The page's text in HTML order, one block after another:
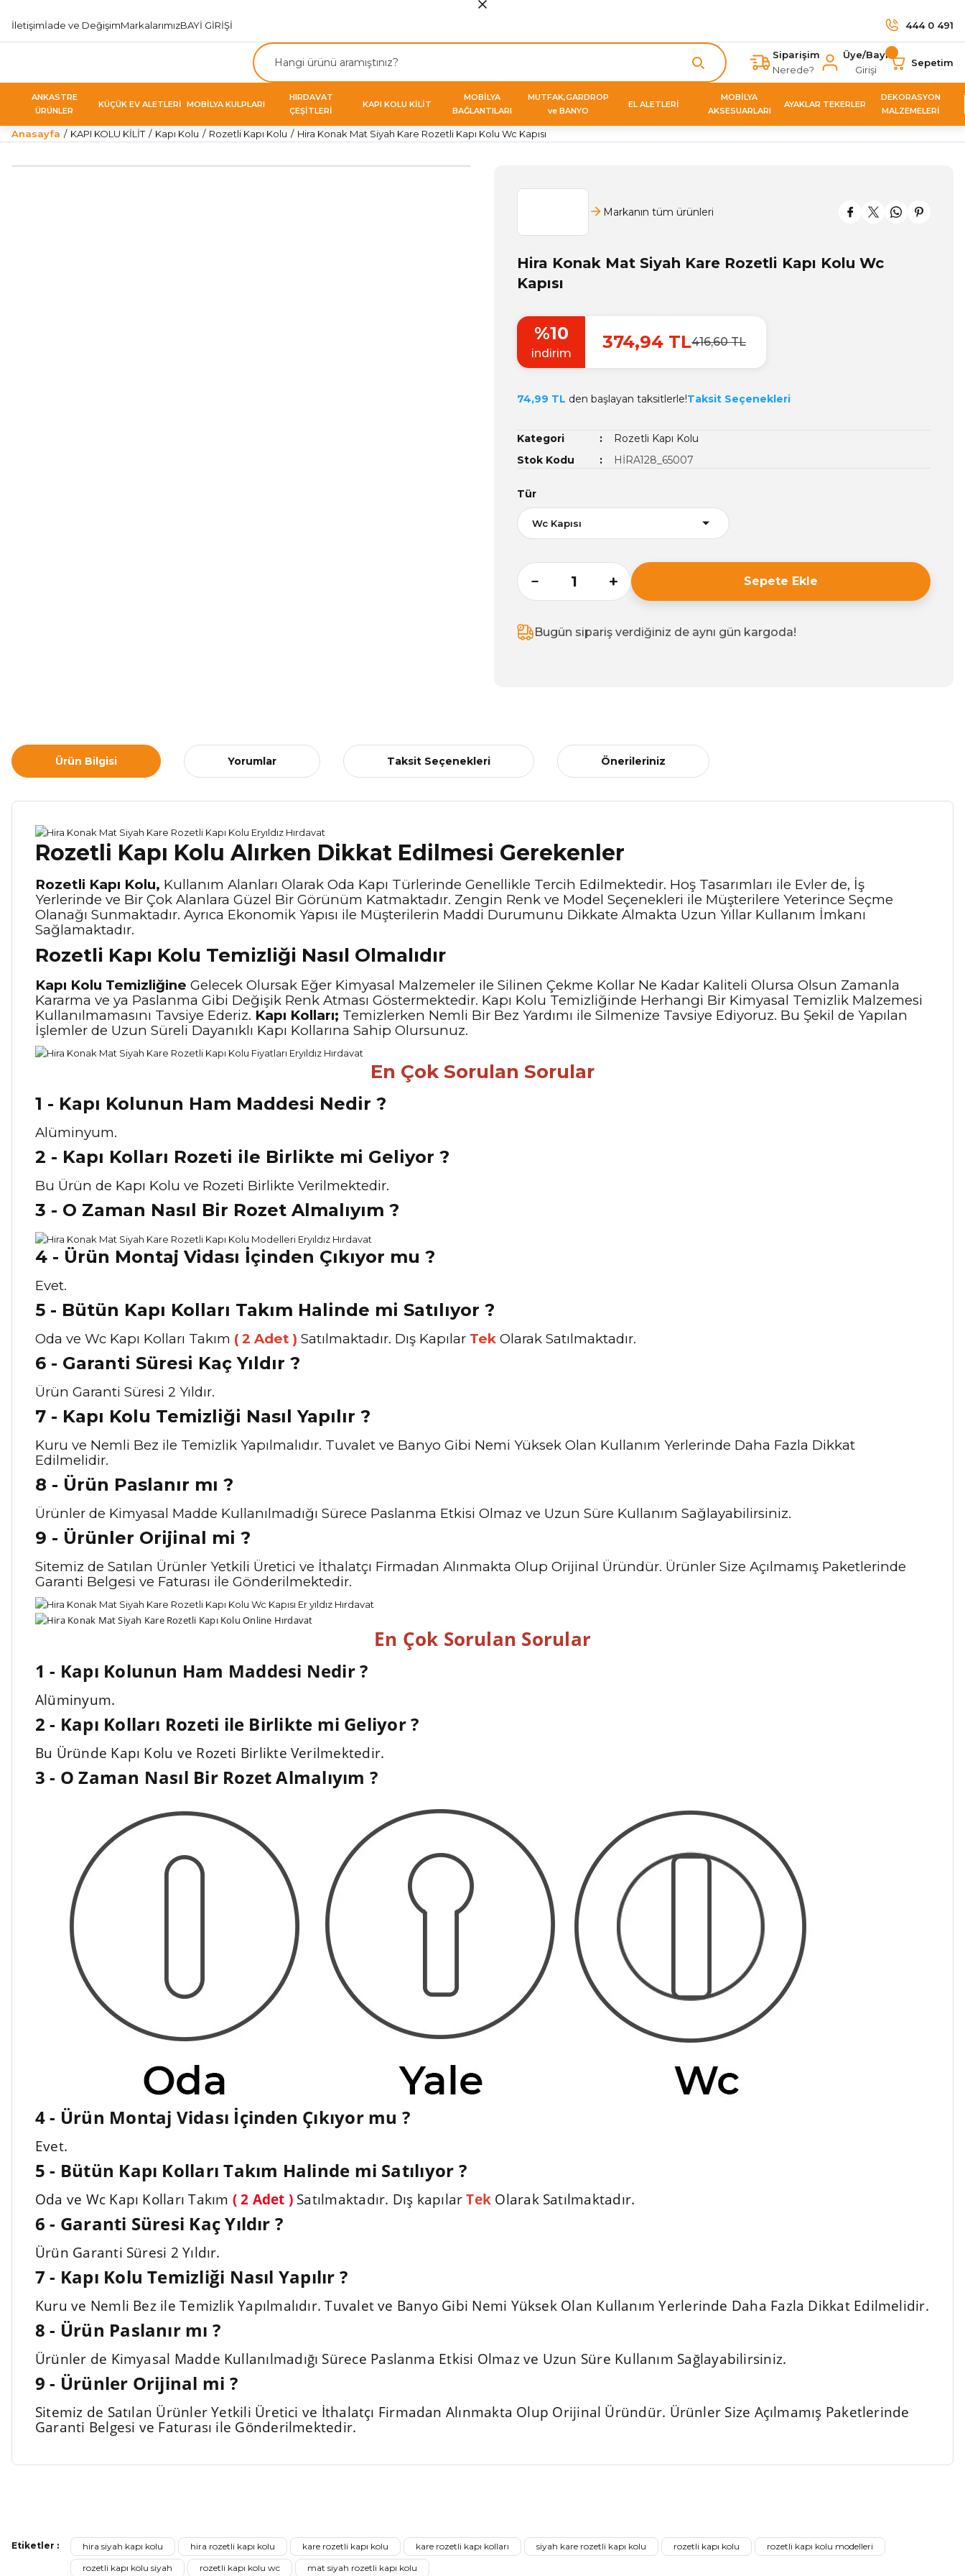
İletişimİade ve DeğişimMarkalarımızBAYİ GİRİŞİ 444 0 491
Siparişim
Nerede?
Üye/Bayi
Girişi
Sepetim
ANKASTRE
ÜRÜNLER
KÜÇÜK EV ALETLERİ MOBİLYA KULPLARI
HIRDAVAT
ÇEŞİTLERİ
KAPI KOLU KİLİT
MOBİLYA
BAĞLANTILARI
MUTFAK,GARDROP
ve BANYO
EL ALETLERİ
MOBİLYA
AKSESUARLARI
AYAKLAR TEKERLER
DEKORASYON
MALZEMELERİ
Anasayfa KAPI KOLU KİLİT Kapı Kolu Rozetli Kapı Kolu Hira Konak Mat Siyah Kare Rozetli Kapı Kolu Wc Kapısı
Markanın tüm ürünleri
Hira Konak Mat Siyah Kare Rozetli Kapı Kolu Wc
Kapısı
%10
indirim
374,94 TL416,60 TL
74,99 TL den başlayan taksitlerle!Taksit Seçenekleri
Kategori
Rozetli Kapı Kolu
Stok Kodu
HİRA128_65007
Tür
Sepete Ekle
Bugün sipariş verdiğiniz de aynı gün kargoda!
Ürün Bilgisi Yorumlar Taksit Seçenekleri Önerileriniz
Rozetli Kapı Kolu Alırken Dikkat Edilmesi Gerekenler
Rozetli Kapı Kolu, Kullanım Alanları Olarak Oda Kapı Türlerinde Genellikle Tercih Edilmektedir. Hoş Tasarımları ile Evler de, İş
Yerlerinde ve Bir Çok Alanlara Güzel Bir Görünüm Katmaktadır. Zengin Renk ve Model Seçenekleri ile Müşterilere Yeterince Seçme
Olanağı Sunmaktadır. Ayrıca Ekonomik Yapısı ile Müşterilerin Maddi Durumunu Dikkate Almakta Uzun Yıllar Kullanım İmkanı
Sağlamaktadır.
Rozetli Kapı Kolu Temizliği Nasıl Olmalıdır
Kapı Kolu Temizliğine Gelecek Olursak Eğer Kimyasal Malzemeler ile Silinen Çekme Kollar Ne Kadar Kaliteli Olursa Olsun Zamanla
Kararma ve ya Paslanma Gibi Değişik Renk Atması Göstermektedir. Kapı Kolu Temizliğinde Herhangi Bir Kimyasal Temizlik Malzemesi
Kullanılmamasını Tavsiye Ederiz. Kapı Kolları; Temizlerken Nemli Bir Bez Yardımı ile Silmenize Tavsiye Ediyoruz. Bu Şekil de Yapılan
İşlemler de Uzun Süreli Dayanıklı Kapı Kollarına Sahip Olursunuz.
En Çok Sorulan Sorular
1 - Kapı Kolunun Ham Maddesi Nedir ?
Alüminyum.
2 - Kapı Kolları Rozeti ile Birlikte mi Geliyor ?
Bu Ürün de Kapı Kolu ve Rozeti Birlikte Verilmektedir.
3 - O Zaman Nasıl Bir Rozet Almalıyım ?
4 - Ürün Montaj Vidası İçinden Çıkıyor mu ?
Evet.
5 - Bütün Kapı Kolları Takım Halinde mi Satılıyor ?
Oda ve Wc Kapı Kolları Takım ( 2 Adet ) Satılmaktadır. Dış Kapılar Tek Olarak Satılmaktadır.
6 - Garanti Süresi Kaç Yıldır ?
Ürün Garanti Süresi 2 Yıldır.
7 - Kapı Kolu Temizliği Nasıl Yapılır ?
Kuru ve Nemli Bez ile Temizlik Yapılmalıdır. Tuvalet ve Banyo Gibi Nemi Yüksek Olan Kullanım Yerlerinde Daha Fazla Dikkat
Edilmelidir.
8 - Ürün Paslanır mı ?
Ürünler de Kimyasal Madde Kullanılmadığı Sürece Paslanma Etkisi Olmaz ve Uzun Süre Kullanım Sağlayabilirsiniz.
9 - Ürünler Orijinal mi ?
Sitemiz de Satılan Ürünler Yetkili Üretici ve İthalatçı Firmadan Alınmakta Olup Orijinal Üründür. Ürünler Size Açılmamış Paketlerinde
Garanti Belgesi ve Faturası ile Gönderilmektedir.
En Çok Sorulan Sorular
1 - Kapı Kolunun Ham Maddesi Nedir ?
Alüminyum.
2 - Kapı Kolları Rozeti ile Birlikte mi Geliyor ?
Bu Üründe Kapı Kolu ve Rozeti Birlikte Verilmektedir.
3 - O Zaman Nasıl Bir Rozet Almalıyım ?
4 - Ürün Montaj Vidası İçinden Çıkıyor mu ?
Evet.
5 - Bütün Kapı Kolları Takım Halinde mi Satılıyor ?
Oda ve Wc Kapı Kolları Takım ( 2 Adet )Satılmaktadır. Dış kapılarTek Olarak Satılmaktadır.
6 - Garanti Süresi Kaç Yıldır ?
Ürün Garanti Süresi 2 Yıldır.
7 - Kapı Kolu Temizliği Nasıl Yapılır ?
Kuru ve Nemli Bez ile Temizlik Yapılmalıdır. Tuvalet ve Banyo Gibi Nemi Yüksek Olan Kullanım Yerlerinde Daha Fazla Dikkat Edilmelidir.
8 - Ürün Paslanır mı ?
Ürünler de Kimyasal Madde Kullanılmadığı Sürece Paslanma Etkisi Olmaz ve Uzun Süre Kullanım Sağlayabilirsiniz.
9 - Ürünler Orijinal mi ?
Sitemiz de Satılan Ürünler Yetkili Üretici ve İthalatçı Firmadan Alınmakta Olup Orijinal Üründür. Ürünler Size Açılmamış Paketlerinde
Garanti Belgesi ve Faturası ile Gönderilmektedir.
Ürünü Değerlendir 😂😊😍😐🤔😡
Ürün resmi kalitesiz, bozuk veya görüntülenemiyor.
Ürün açıklamasında eksik bilgiler bulunuyor.
Etiketler : hira siyah kapı kolu hira rozetli kapı kolu kare rozetli kapı kolu kare rozetli kapı kolları siyah kare rozetli kapı kolu rozetli kapı kolu
rozetli kapı kolu modelleri
rozetli kapı kolu siyah
rozetli kapı kolu wc mat siyah rozetli kapı kolu